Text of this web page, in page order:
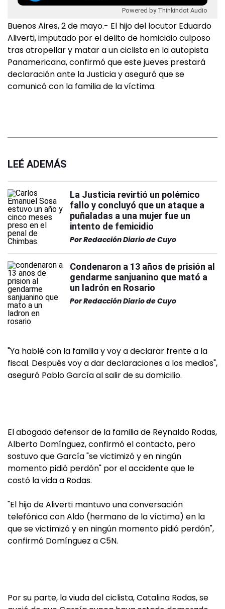
Powered by Thinkindot Audio
Buenos Aires, 2 de mayo.- El hijo del locutor Eduardo
Aliverti, imputado por el delito de homicidio culposo
tras atropellar y matar a un ciclista en la autopista
Panamericana, confirmó que este jueves prestará
declaración ante la Justicia y aseguró que se
comunicó con la familia de la víctima.
LEÉ ADEMÁS
La Justicia revirtió un polémico
fallo y concluyó que un ataque a
puñaladas a una mujer fue un
intento de femicidio
PorRedacción Diario de Cuyo
Condenaron a 13 años de prisión al
gendarme sanjuanino que mató a
un ladrón en Rosario
PorRedacción Diario de Cuyo
"Ya hablé con la familia y voy a declarar frente a la
fiscal. Después voy a dar declaraciones a los medios",
aseguró Pablo García al salir de su domicilio.
El abogado defensor de la familia de Reynaldo Rodas,
Alberto Domínguez, confirmó el contacto, pero
sostuvo que García "se victimizó y en ningún
momento pidió perdón" por el accidente que le
costó la vida a Rodas.
"El hijo de Aliverti mantuvo una conversación
telefónica con Aldo (hermano de la víctima) en la
que se victimizó y en ningún momento pidió perdón",
confirmó Domínguez a C5N.
Por su parte, la viuda del ciclista, Catalina Rodas, se